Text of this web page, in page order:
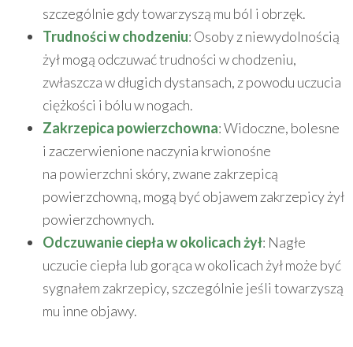
szczególnie gdy towarzyszą mu ból i obrzęk.
Trudności w chodzeniu: Osoby z niewydolnością
żył mogą odczuwać trudności w chodzeniu,
zwłaszcza w długich dystansach, z powodu uczucia
ciężkości i bólu w nogach.
Zakrzepica powierzchowna: Widoczne, bolesne
i zaczerwienione naczynia krwionośne
na powierzchni skóry, zwane zakrzepicą
powierzchowną, mogą być objawem zakrzepicy żył
powierzchownych.
Odczuwanie ciepła w okolicach żył: Nagłe
uczucie ciepła lub gorąca w okolicach żył może być
sygnałem zakrzepicy, szczególnie jeśli towarzyszą
mu inne objawy.